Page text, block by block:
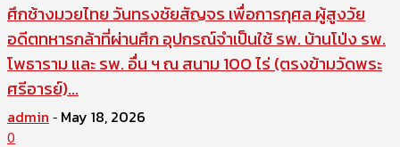
ศึกช้างมวยไทย วันทรงชัยสัญจร เพื่อการกุศล ผู้สูงวัย
อดีตทหารกล้าที่ผ่านศึก อุปกรณ์จำเป็นใช้ รพ. บ้านโป่ง รพ.
โพธาราม และ รพ. อื่น ฯ ณ สนาม 100 ไร่ (ตรงข้ามวัดพระ
ศรีอารย์)...
admin - May 18, 2026
0